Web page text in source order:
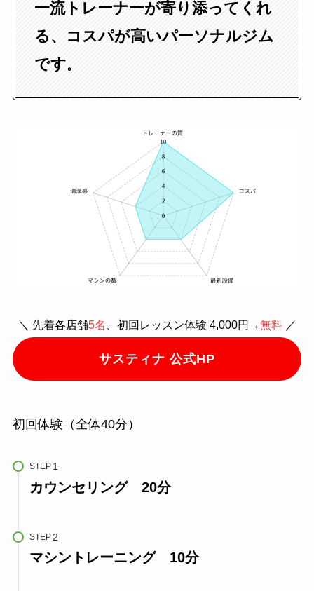
一流トレーナーが寄り添ってくれ
る、コスパが高いパーソナルジム
です。
＼ 先着各店舗5名 、初回レッスン体験 4,000円→無料／
サスティナ 公式HP
初回体験（全体40分）
STEP
カウンセリング 20分
STEP
マシントレーニング 10分